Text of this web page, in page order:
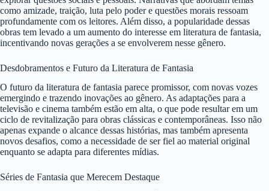
como amizade, traição, luta pelo poder e questões morais ressoam
profundamente com os leitores. Além disso, a popularidade dessas
obras tem levado a um aumento do interesse em literatura de fantasia,
incentivando novas gerações a se envolverem nesse gênero.
Desdobramentos e Futuro da Literatura de Fantasia
O futuro da literatura de fantasia parece promissor, com novas vozes
emergindo e trazendo inovações ao gênero. As adaptações para a
televisão e cinema também estão em alta, o que pode resultar em um
ciclo de revitalização para obras clássicas e contemporâneas. Isso não
apenas expande o alcance dessas histórias, mas também apresenta
novos desafios, como a necessidade de ser fiel ao material original
enquanto se adapta para diferentes mídias.
Séries de Fantasia que Merecem Destaque